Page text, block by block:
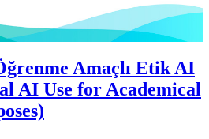
Amaçlı Etik AI
AI Use for Academical